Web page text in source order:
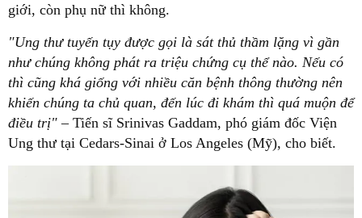
giới, còn phụ nữ thì không.
"Ung thư tuyến tụy được gọi là sát thủ thầm lặng vì gần
như chúng không phát ra triệu chứng cụ thể nào. Nếu có
thì cũng khá giống với nhiều căn bệnh thông thường nên
khiến chúng ta chủ quan, đến lúc đi khám thì quá muộn để
điều trị" – Tiến sĩ Srinivas Gaddam, phó giám đốc Viện
Ung thư tại Cedars-Sinai ở Los Angeles (Mỹ), cho biết.